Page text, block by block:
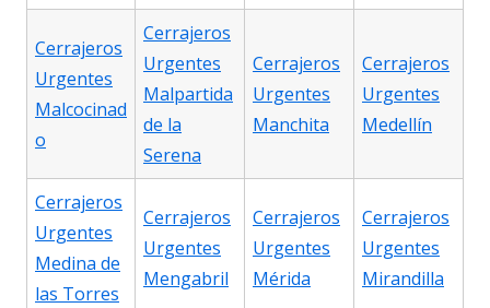
Cerrajeros
Urgentes
Malcocinad
o
Cerrajeros
Urgentes
Malpartida
de la
Serena
Cerrajeros
Urgentes
Manchita
Cerrajeros
Urgentes
Medellín
Cerrajeros
Urgentes
Medina de
las Torres
Cerrajeros
Urgentes
Mengabril
Cerrajeros
Urgentes
Mérida
Cerrajeros
Urgentes
Mirandilla